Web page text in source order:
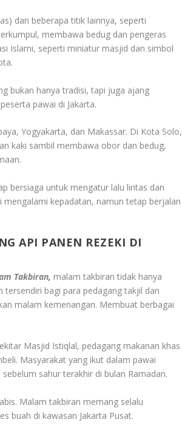
dan beberapa titik lainnya, seperti
membawa bedug dan pengeras
Islami, seperti miniatur masjid dan simbol
bukan hanya tradisi, tapi juga ajang
pawai di Jakarta.
Yogyakarta, dan Makassar. Di Kota Solo,
kaki sambil membawa obor dan bedug,
bersiaga untuk mengatur lalu lintas dan
kepadatan, namun tetap berjalan
API PANEN REZEKI DI
Takbiran, malam takbiran tidak hanya
bagi para pedagang takjil dan
malam kemenangan. Membuat berbagai
Masjid Istiqlal, pedagang makanan khas
Masyarakat yang ikut dalam pawai
sahur terakhir di bulan Ramadan.
Malam takbiran memang selalu
buah di kawasan Jakarta Pusat.